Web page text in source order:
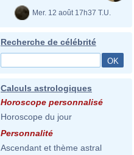
Mer. 12 août 17h37 T.U.
Recherche de célébrité
Calculs astrologiques
Horoscope personnalisé
Horoscope du jour
Personnalité
Ascendant et thème astral